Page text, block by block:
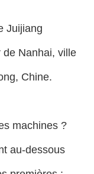
Juijiang
Nanhai, ville
Chine.
machines ?
au-dessous